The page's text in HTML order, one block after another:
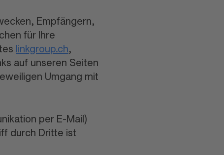
Empfängern,
für Ihre
linkgroup.ch,
auf unseren Seiten
Umgang mit
per E-Mail)
durch Dritte ist